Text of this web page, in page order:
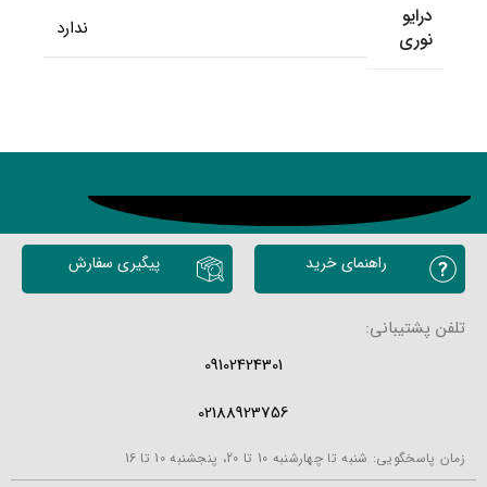
درایو
نوری
ندارد
محصولات مشابه
راهنمای خرید پیگیری سفارش
تلفن پشتیبانی:
09102424301
02188923756
زمان پاسخگویی: شنبه تا چهارشنبه 10 تا 20، پنجشنبه 10 تا 16